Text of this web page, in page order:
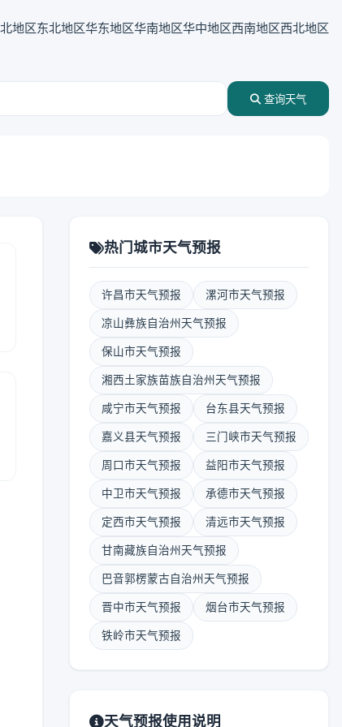
地区东北地区华东地区华南地区华中地区西南地区西北地区
查询天气
热门城市天气预报
许昌市天气预报 漯河市天气预报
凉山彝族自治州天气预报
保山市天气预报
湘西土家族苗族自治州天气预报
咸宁市天气预报 台东县天气预报
嘉义县天气预报 三门峡市天气预报
周口市天气预报 益阳市天气预报
中卫市天气预报 承德市天气预报
定西市天气预报 清远市天气预报
甘南藏族自治州天气预报
巴音郭楞蒙古自治州天气预报
晋中市天气预报 烟台市天气预报
铁岭市天气预报
天气预报使用说明